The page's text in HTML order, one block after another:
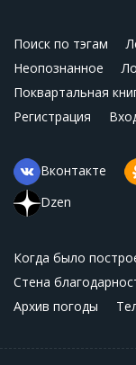
Поиск по тэгам
Неопознанное
Поквартальная
Регистрация
Вконтакте
Dzen
Когда было
Стена
Архив погоды